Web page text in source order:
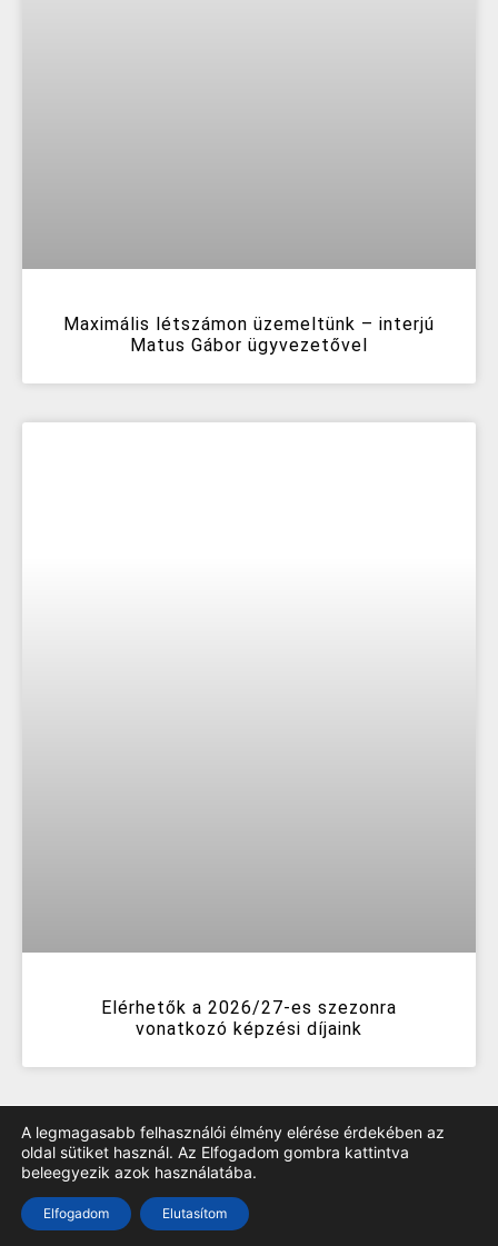
Maximális létszámon üzemeltünk – interjú
Matus Gábor ügyvezetővel
Elérhetők a 2026/27-es szezonra
vonatkozó képzési díjaink
A legmagasabb felhasználói élmény elérése érdekében az
oldal sütiket használ. Az Elfogadom gombra kattintva
beleegyezik azok használatába.
Elfogadom Elutasítom